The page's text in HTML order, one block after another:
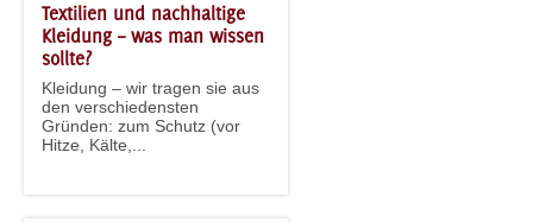
Textilien und nachhaltige
Kleidung – was man wissen
sollte?
Kleidung – wir tragen sie aus
den verschiedensten
Gründen: zum Schutz (vor
Hitze, Kälte,...